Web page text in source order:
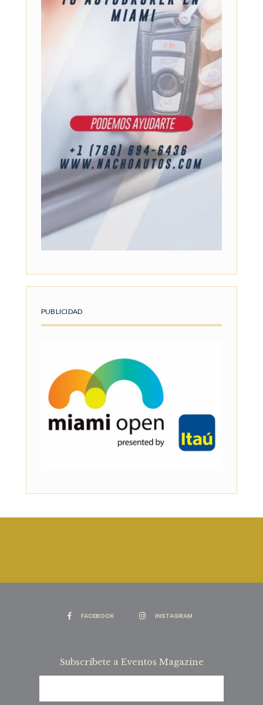
PUBLICIDAD
FACEBOOK INSTAGRAM
Subscríbete a Eventos Magazine